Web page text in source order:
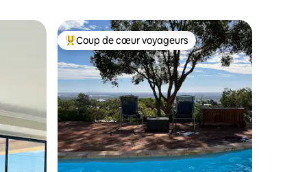
: 4,81 sur 5
Coups de cœur voyageurs les plus appréciés
Coup de cœur voyageurs